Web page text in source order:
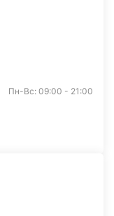
Пн-Вс: 09:00 - 21:00